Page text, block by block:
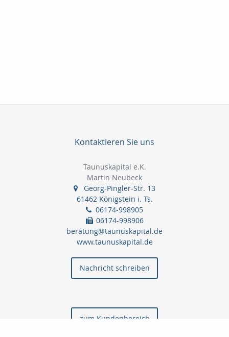
Kontaktieren Sie uns
Taunuskapital e.K.
Martin Neubeck
Georg-Pingler-Str. 13
61462 Königstein i. Ts.
06174-998905
06174-998906
beratung@taunuskapital.de
www.taunuskapital.de
Nachricht schreiben
zum Kundenbereich